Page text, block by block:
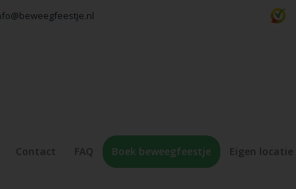
Contact FAQ Boek beweegfeestje Eigen locatie